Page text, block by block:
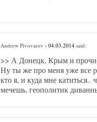
Andrew Pivovarov - 04.03.2014 said:
>> А Донецк, Крым и
Ну ты же про меня уже все
кто я, и куда мне катиться..
мечешь, геополитик